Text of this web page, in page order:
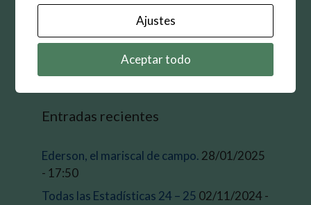
Entradas recientes
Ederson, el mariscal de campo. 28/01/2025
- 17:50
Todas las Estadísticas 24 – 25 02/11/2024 -
Ajustes
Aceptar todo